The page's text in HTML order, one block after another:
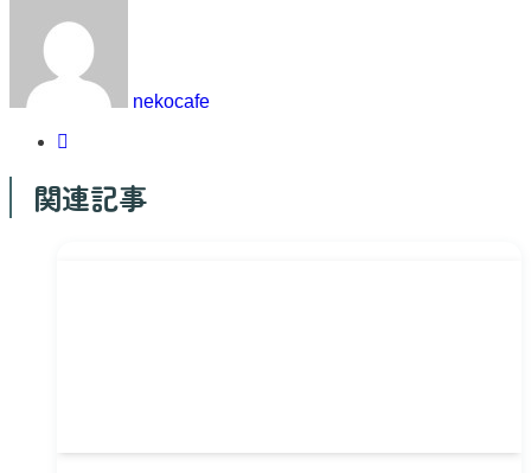
nekocafe
関連記事